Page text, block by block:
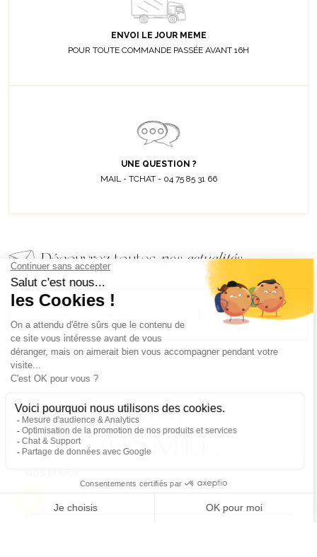
ENVOI LE JOUR MEME
POUR TOUTE COMMANDE PASSÉE AVANT 16H
UNE QUESTION ?
MAIL - TCHAT - 04 75 85 31 66
Découvrez toutes nos actualités
EMAIL
VALIDER